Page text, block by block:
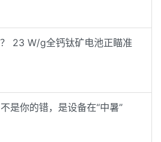
23 W/g全钙钛矿电池正瞄准
是你的错，是设备在“中暑”